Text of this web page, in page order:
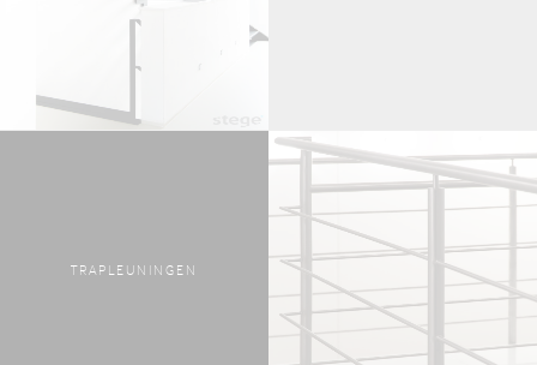
TRAPLEUNINGEN